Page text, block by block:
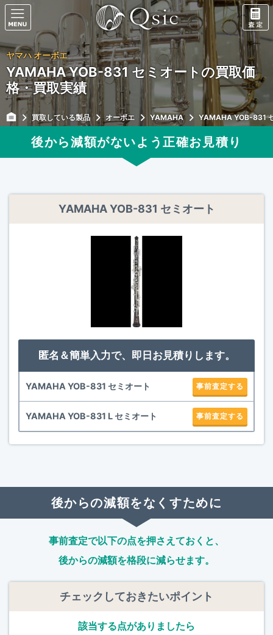
ヤマハ オーボエ
YAMAHA YOB-831 セミオートの買取価
格・買取実績
買取している製品 オーボエ YAMAHA YAMAHA YOB-831
後から減額がないよう正確お見積り
YAMAHA YOB-831 セミオート
匿名＆簡単入力で、即日お見積りします。
YAMAHA YOB-831 セミオート 事前査定する
YAMAHA YOB-831 L セミオート 事前査定する
後からの減額をなくすために
事前査定で以下の点を押さえておくと、
後からの減額を格段に減らせます。
チェックしておきたいポイント
該当する点がありましたら